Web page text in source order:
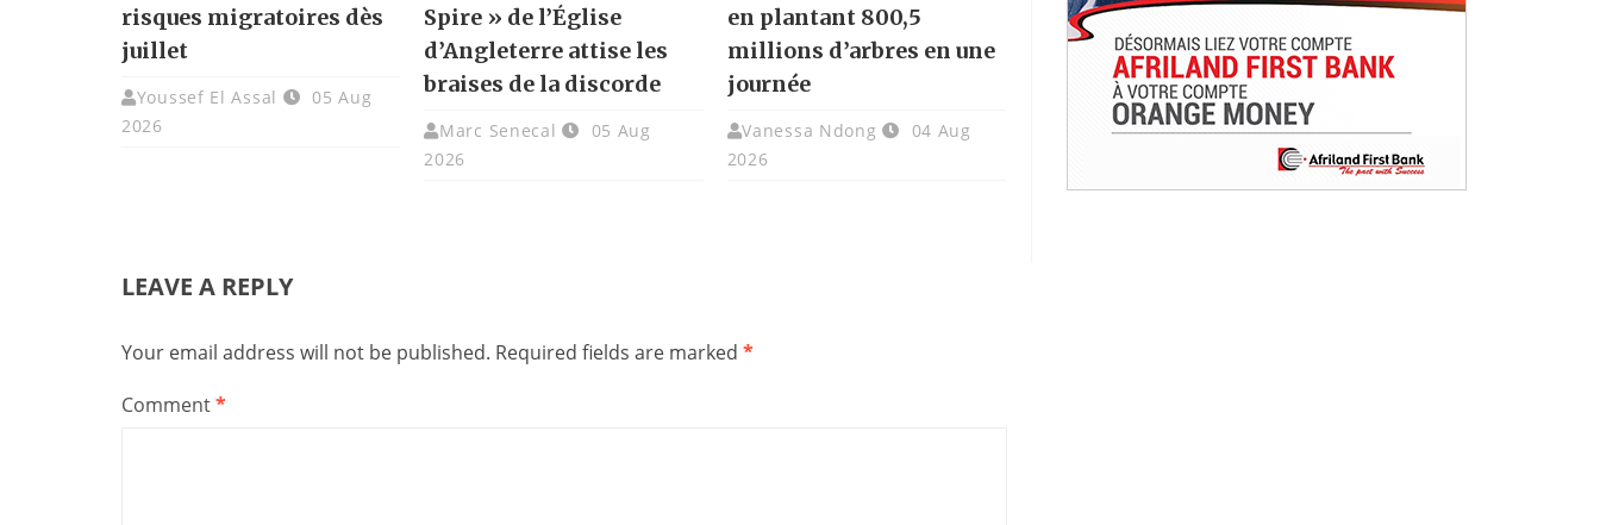
risques migratoires dès
juillet
Youssef El Assal
05 Aug
2026
Spire » de l’Église
d’Angleterre attise les
braises de la discorde
Marc Senecal
05 Aug
2026
en plantant 800,5
millions d’arbres en une
journée
Vanessa Ndong
04 Aug
2026
LEAVE A REPLY
Your email address will not be published. Required fields are marked *
Comment*